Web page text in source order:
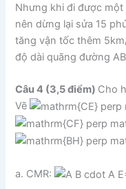
Nhưng khi đi được
nên dừng lại sửa 15
tăng vận tốc thêm
độ dài quãng đường
Câu 4 (3,5 điểm) Cho
Vẽ
a. CMR: